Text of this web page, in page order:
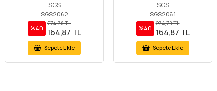
SGS
SGS2062
%40
274,78 TL
164,87 TL
Sepete Ekle
SGS
SGS2061
%40
274,78 TL
164,87 TL
Sepete Ekle